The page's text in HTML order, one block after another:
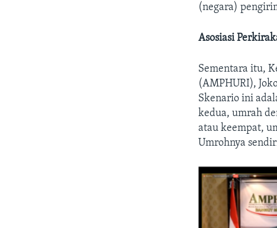
(negara)
Asosiasi
Sementara itu,
(AMPHURI),
Skenario ini
kedua, umrah
atau keempat,
Umrohnya